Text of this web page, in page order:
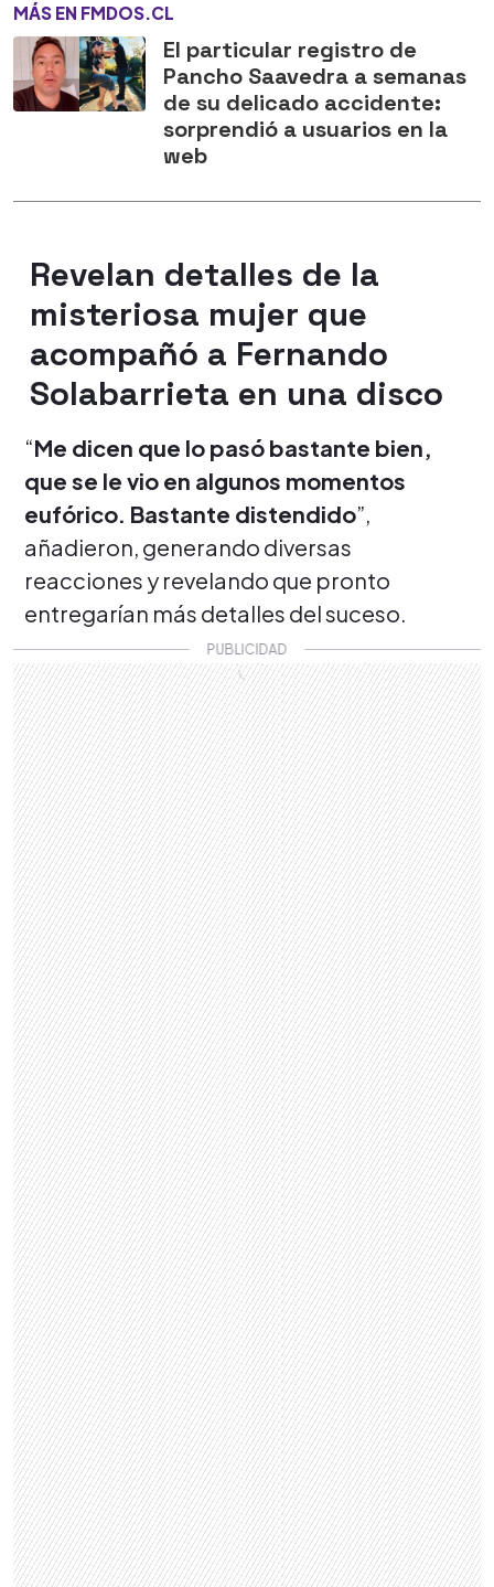
MÁS EN FMDOS.CL
El particular registro de
Pancho Saavedra a semanas
de su delicado accidente:
sorprendió a usuarios en la
web
Revelan detalles de la
misteriosa mujer que
acompañó a Fernando
Solabarrieta en una disco
“Me dicen que lo pasó bastante bien,
que se le vio en algunos momentos
eufórico. Bastante distendido”,
añadieron, generando diversas
reacciones y revelando que pronto
entregarían más detalles del suceso.